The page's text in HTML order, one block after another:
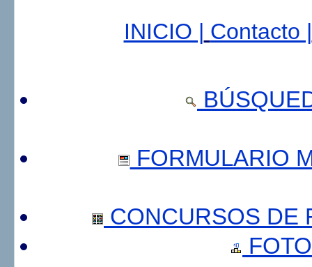
INICIO | Contacto |
FORMULARIO
CONCURSOS DE